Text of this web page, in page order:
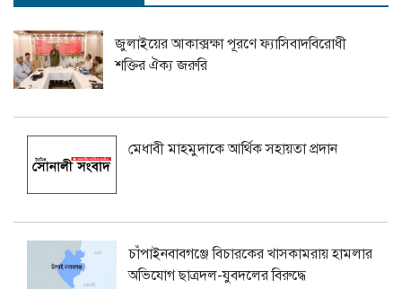
জুলাইয়ের আকাক্সক্ষা পূরণে ফ্যাসিবাদবিরোধী
শক্তির ঐক্য জরুরি
মেধাবী মাহমুদাকে আর্থিক সহায়তা প্রদান
চাঁপাইনবাবগঞ্জে বিচারকের খাসকামরায় হামলার
অভিযোগ ছাত্রদল-যুবদলের বিরুদ্ধে